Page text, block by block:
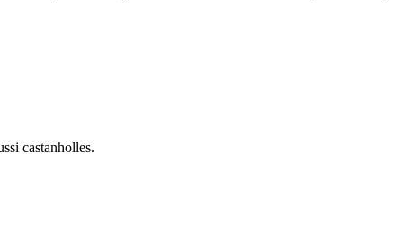
castanholles.